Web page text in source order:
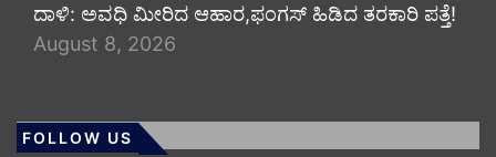
ದಾಳಿ: ಅವಧಿ ಮೀರಿದ ಆಹಾರ,ಫಂಗಸ್ ಹಿಡಿದ ತರಕಾರಿ ಪತ್ತೆ!
August 8, 2026
FOLLOW US